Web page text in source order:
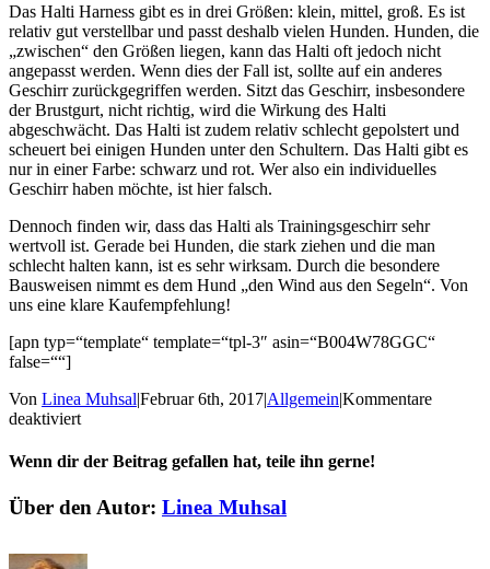
Das Halti Harness gibt es in drei Größen: klein, mittel, groß. Es ist
relativ gut verstellbar und passt deshalb vielen Hunden. Hunden, die
„zwischen“ den Größen liegen, kann das Halti oft jedoch nicht
angepasst werden. Wenn dies der Fall ist, sollte auf ein anderes
Geschirr zurückgegriffen werden. Sitzt das Geschirr, insbesondere
der Brustgurt, nicht richtig, wird die Wirkung des Halti
abgeschwächt. Das Halti ist zudem relativ schlecht gepolstert und
scheuert bei einigen Hunden unter den Schultern. Das Halti gibt es
nur in einer Farbe: schwarz und rot. Wer also ein individuelles
Geschirr haben möchte, ist hier falsch.
Dennoch finden wir, dass das Halti als Trainingsgeschirr sehr
wertvoll ist. Gerade bei Hunden, die stark ziehen und die man
schlecht halten kann, ist es sehr wirksam. Durch die besondere
Bausweisen nimmt es dem Hund „den Wind aus den Segeln“. Von
uns eine klare Kaufempfehlung!
[apn typ=“template“ template=“tpl-3″ asin=“B004W78GGC“
false=““]
Von Linea Muhsal|Februar 6th, 2017|Allgemein|Kommentare
deaktiviertfür
Test:
Halti
Harness
Bootsmann
Wenn dir der Beitrag gefallen hat, teile ihn gerne!
Facebook
X
E-
Über den Autor: Linea Muhsal